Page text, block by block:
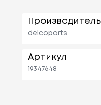
Производитель
delcoparts
Артикул
19347648